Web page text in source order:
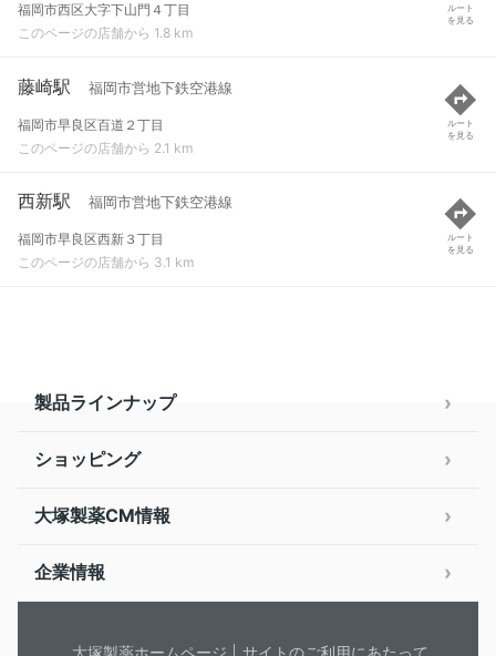
福岡市西区大字下山門４丁目
このページの店舗から 1.8 km
ルート
を見る
藤崎駅 福岡市営地下鉄空港線
福岡市早良区百道２丁目
このページの店舗から 2.1 km
ルート
を見る
西新駅 福岡市営地下鉄空港線
福岡市早良区西新３丁目
このページの店舗から 3.1 km
ルート
を見る
製品ラインナップ
ショッピング
大塚製薬CM情報
企業情報